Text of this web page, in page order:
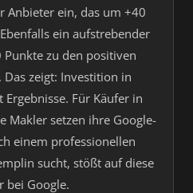
Anbieter ein, das um +40
ein aufstrebender
zu den positiven
zeigt: Investition in
Für Käufer in
Makler setzen ihre Google-
einem professionellen
sucht, stößt auf diese
bei Google.